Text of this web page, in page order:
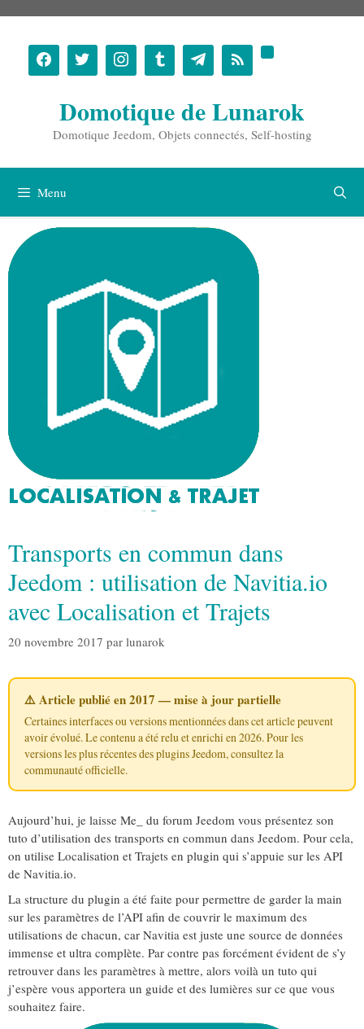
contenu
Domotique de Lunarok
Domotique Jeedom, Objets connectés, Self-hosting
Menu
Transports en commun dans
Jeedom : utilisation de Navitia.io
avec Localisation et Trajets
20 novembre 2017 par lunarok
⚠️ Article publié en 2017 — mise à jour partielle
Certaines interfaces ou versions mentionnées dans cet article peuvent
avoir évolué. Le contenu a été relu et enrichi en 2026. Pour les
versions les plus récentes des plugins Jeedom, consultez la
communauté officielle.
Aujourd’hui, je laisse Me_ du forum Jeedom vous présentez son
tuto d’utilisation des transports en commun dans Jeedom. Pour cela,
on utilise Localisation et Trajets en plugin qui s’appuie sur les API
de Navitia.io.
La structure du plugin a été faite pour permettre de garder la main
sur les paramètres de l’API afin de couvrir le maximum des
utilisations de chacun, car Navitia est juste une source de données
immense et ultra complète. Par contre pas forcément évident de s’y
retrouver dans les paramètres à mettre, alors voilà un tuto qui
j’espère vous apportera un guide et des lumières sur ce que vous
souhaitez faire.